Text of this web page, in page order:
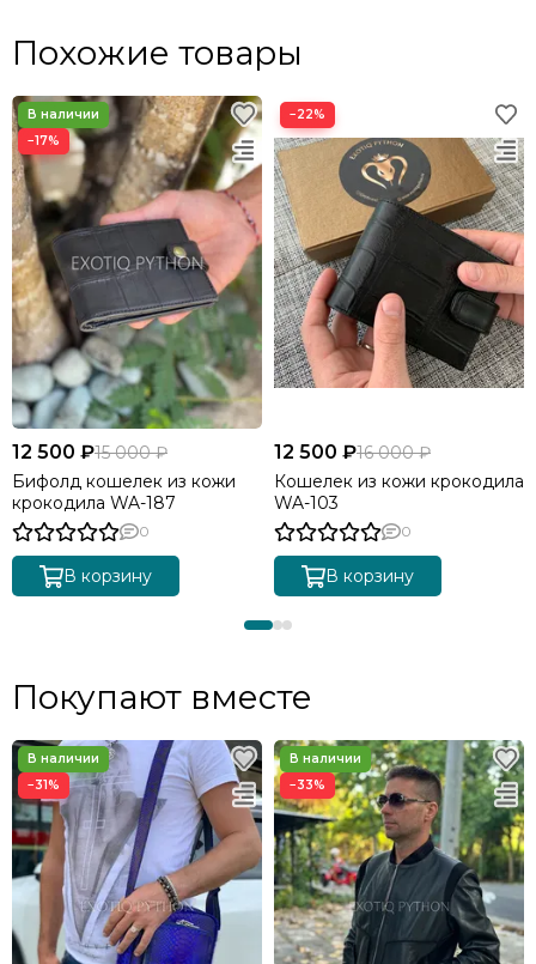
Похожие товары
−17%
12 500 ₽15 000 ₽
Бифолд кошелек из кожи
крокодила WA-187
0
В корзину
−22%
12 500 ₽16 000 ₽
Кошелек из кожи крокодила
WA-103
0
В корзину
Покупают вместе
−31% −33%